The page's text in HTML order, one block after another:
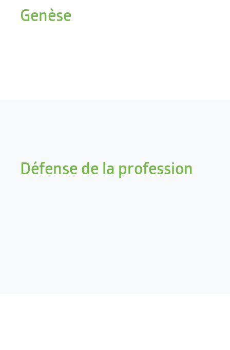
Genèse
Défense de la profession